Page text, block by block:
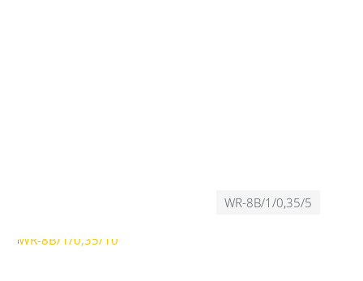
WR-8B/1/0,35/5